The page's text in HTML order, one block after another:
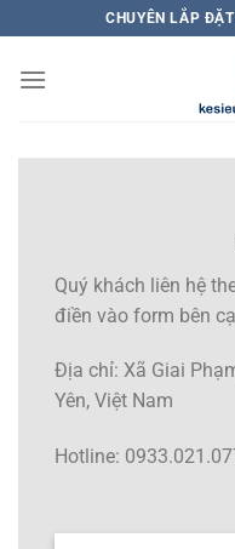
qua
nội
CHUYÊN LẮP
Quý khách liên hệ
điền vào form bên
Địa chỉ: Xã Giai
Yên, Việt Nam
Hotline: